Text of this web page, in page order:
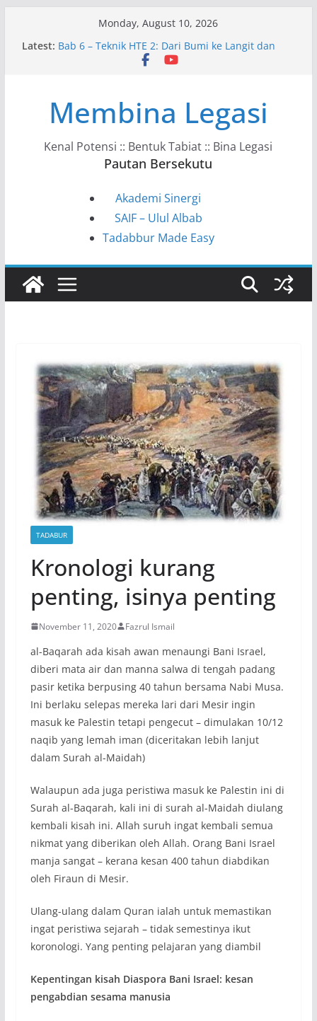
Monday, August 10, 2026
Latest: Bab 6 – Teknik HTE 2: Dari Bumi ke Langit dan
Bab 8 – Kunci Tadabbur HTE
Bab 7 – Model VAHC–KSSTS–ITPPF
Membina Legasi
Kenal Potensi :: Bentuk Tabiat :: Bina Legasi
Pautan Bersekutu
Akademi Sinergi
SAIF – Ulul Albab
Tadabbur Made Easy
TADABUR
Kronologi kurang
penting, isinya penting
November 11, 2020 Fazrul Ismail
al-Baqarah ada kisah awan menaungi Bani Israel,
diberi mata air dan manna salwa di tengah padang
pasir ketika berpusing 40 tahun bersama Nabi Musa.
Ini berlaku selepas mereka lari dari Mesir ingin
masuk ke Palestin tetapi pengecut – dimulakan 10/12
naqib yang lemah iman (diceritakan lebih lanjut
dalam Surah al-Maidah)
Walaupun ada juga peristiwa masuk ke Palestin ini di
Surah al-Baqarah, kali ini di surah al-Maidah diulang
kembali kisah ini. Allah suruh ingat kembali semua
nikmat yang diberikan oleh Allah. Orang Bani Israel
manja sangat – kerana kesan 400 tahun diabdikan
oleh Firaun di Mesir.
Ulang-ulang dalam Quran ialah untuk memastikan
ingat peristiwa sejarah – tidak semestinya ikut
koronologi. Yang penting pelajaran yang diambil
Kepentingan kisah Diaspora Bani Israel: kesan
pengabdian sesama manusia